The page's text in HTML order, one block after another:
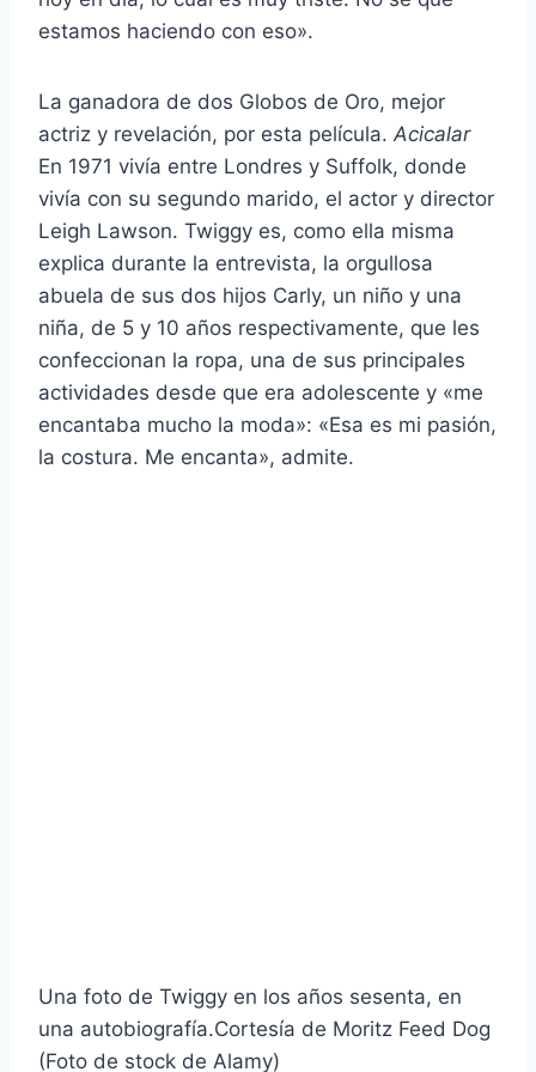
estamos haciendo con eso».
La ganadora de dos Globos de Oro, mejor
actriz y revelación, por esta película. Acicalar
En 1971 vivía entre Londres y Suffolk, donde
vivía con su segundo marido, el actor y director
Leigh Lawson. Twiggy es, como ella misma
explica durante la entrevista, la orgullosa
abuela de sus dos hijos Carly, un niño y una
niña, de 5 y 10 años respectivamente, que les
confeccionan la ropa, una de sus principales
actividades desde que era adolescente y «me
encantaba mucho la moda»: «Esa es mi pasión,
la costura. Me encanta», admite.
Una foto de Twiggy en los años sesenta, en
una autobiografía.Cortesía de Moritz Feed Dog
(Foto de stock de Alamy)